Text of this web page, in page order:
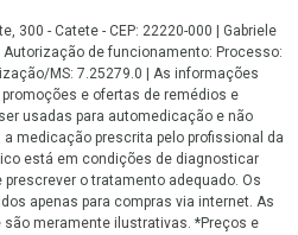
300 - Catete - CEP: 22220-000 | Gabriele
Autorização de funcionamento: Processo:
MS: 7.25279.0 | As informações
e ofertas de remédios e
usadas para automedicação e não
medicação prescrita pelo profissional da
está em condições de diagnosticar
prescrever o tratamento adequado. Os
apenas para compras via internet. As
meramente ilustrativas. *Preços e